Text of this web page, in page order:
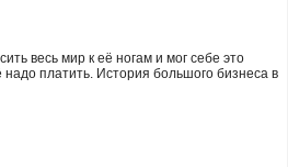
весь мир к её ногам и мог себе это
платить. История большого бизнеса в